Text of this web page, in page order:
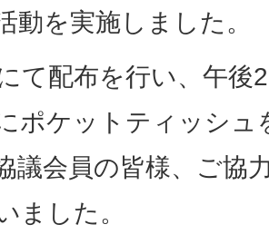
動を実施しました。
て配布を行い、午後
ポケットティッシュ
議会員の皆様、ご協
ました。